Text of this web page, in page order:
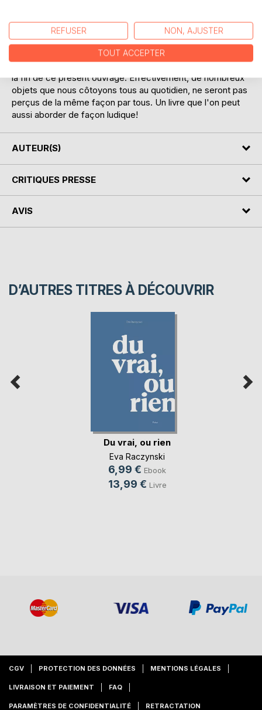
objets du quotidien, sans nommer l'objet ou la notion en
question. Ainsi, le but est de faire émerger chez le lecteur
de nombreuses suppositions qu'il sera possible de
comparer avec les idées premières de l'auteur, inscrites à
la fin de ce présent ouvrage. Effectivement, de nombreux
objets que nous côtoyons tous au quotidien, ne seront pas
perçus de la même façon par tous. Un livre que l'on peut
aussi aborder de façon ludique!
AUTEUR(S)
CRITIQUES PRESSE
AVIS
D’AUTRES TITRES À DÉCOUVRIR
Du vrai, ou rien
Eva Raczynski
6,99 € Ebook
13,99 € Livre
CGV PROTECTION DES DONNÉES MENTIONS LÉGALES
LIVRAISON ET PAIEMENT FAQ
PARAMÈTRES DE CONFIDENTIALITÉ RETRACTATION
REFUSER NON, AJUSTER
TOUT ACCEPTER